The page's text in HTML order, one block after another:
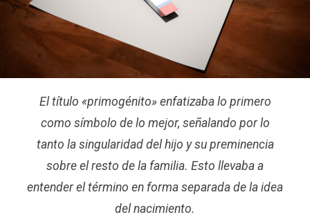
El título «primogénito» enfatizaba lo primero
como símbolo de lo mejor, señalando por lo
tanto la singularidad del hijo y su preminencia
sobre el resto de la familia. Esto llevaba a
entender el término en forma separada de la idea
del nacimiento.